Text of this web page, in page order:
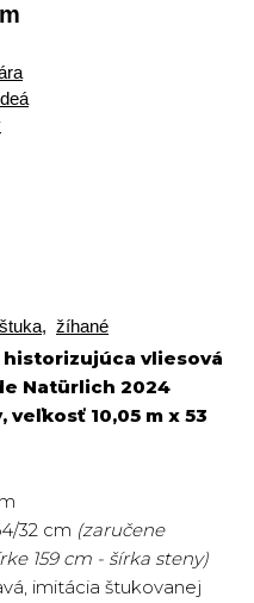
štuka, žíhané
historizujúca vliesová
Natürlich 2024
10,05 m x 53
32 cm (zaručene
159 cm - šírka steny)
imitácia štukovanej